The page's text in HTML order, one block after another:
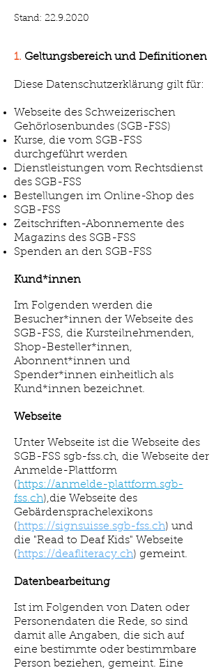
Stand: 22.9.2020
1. Geltungsbereich und Definitionen
Diese Datenschutzerklärung gilt für:
Webseite des Schweizerischen
Gehörlosenbundes (SGB-FSS)
Kurse, die vom SGB-FSS
durchgeführt werden
Dienstleistungen vom Rechtsdienst
des SGB-FSS
Bestellungen im Online-Shop des
SGB-FSS
Zeitschriften-Abonnemente des
Magazins des SGB-FSS
Spenden an den SGB-FSS
Kund*innen
Im Folgenden werden die
Besucher*innen der Webseite des
SGB-FSS, die Kursteilnehmenden,
Shop-Besteller*innen,
Abonnent*innen und
Spender*innen einheitlich als
Kund*innen bezeichnet.
Webseite
Unter Webseite ist die Webseite des
SGB-FSS sgb-fss.ch, die Webseite der
Anmelde-Plattform
(https://anmelde-plattform.sgb-
fss.ch),die Webseite des
Gebärdensprachelexikons
(https://signsuisse.sgb-fss.ch) und
die "Read to Deaf Kids" Webseite
(https://deafliteracy.ch) gemeint.
Datenbearbeitung
Ist im Folgenden von Daten oder
Personendaten die Rede, so sind
damit alle Angaben, die sich auf
eine bestimmte oder bestimmbare
Person beziehen, gemeint. Eine